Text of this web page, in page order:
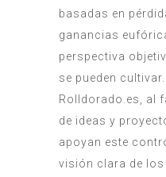
basadas en
ganancias
perspectiva
se pueden
Rolldorado.es, al
de ideas y
apoyan este
visión clara de